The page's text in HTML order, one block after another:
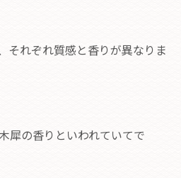
それぞれ質感と香りが異なりま
犀の香りといわれていてで